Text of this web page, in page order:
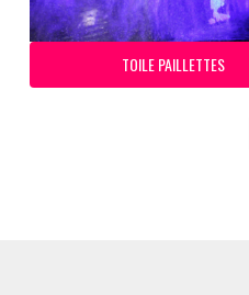
TOILE PAILLETTES